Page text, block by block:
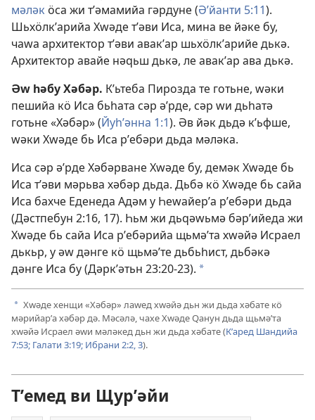
мәләк ӧса жи тʹәмамийа гәрдуне (Әʹйанти 5:11).
Шьхӧлкʹарийа Хԝәде тʹәви Иса, мина ве йәке бу,
чаԝа архитектор тʹәви авакʹар шьхӧлкʹарийе дькә.
Архитектор авайе нәԛьш дькә, ле авакʹар ава дькә.
Әԝ һәбу Хәбәр. Кʹьтеба Пирозда те готьне, ԝәки
пешийа кӧ Иса бьһата сәр әʹрде, сәр ԝи дьһатә
готьне «Хәбәр» (Йуһʹәнна 1:1). Әв йәк дьдә кʹьфше,
ԝәки Хԝәде бь Иса рʹебәри дьда мәләка.
Иса сәр әʹрде Хәбәрване Хԝәде бу, демәк Хԝәде бь
Иса тʹәви мәрьва хәбәр дьда. Дьбә кӧ Хԝәде бь сайа
Иса бахче Еденеда Адәм у Һеԝайерʹа рʹебәри дьда
(Дәстпебун 2:16, 17). Һьм жи дьԛәԝьмә бәрʹийеда жи
Хԝәде бь сайа Иса рʹебәрийа щьмәʹта хԝәйә Исраел
дькьр, у әԝ дәнге кӧ щьмәʹте дьбьһист, дьбәкә
дәнге Иса бу (Дәркʹәтьн 23:20-23). a
a Хԝәде хенщи «Хәбәр» лаԝед хԝәйә дьн жи дьда хәбате кӧ
мәрийарʹа хәбәр дә. Мәсәлә, чахе Хԝәде Ԛанун дьда щьмәʹта
хԝәйә Исраел әԝи мәләкед дьн жи дьда хәбате (Кʹаред Шандийа
7:53; Галати 3:19; Ибрани 2:2, 3).
Тʹемед ви Щурʹәйи